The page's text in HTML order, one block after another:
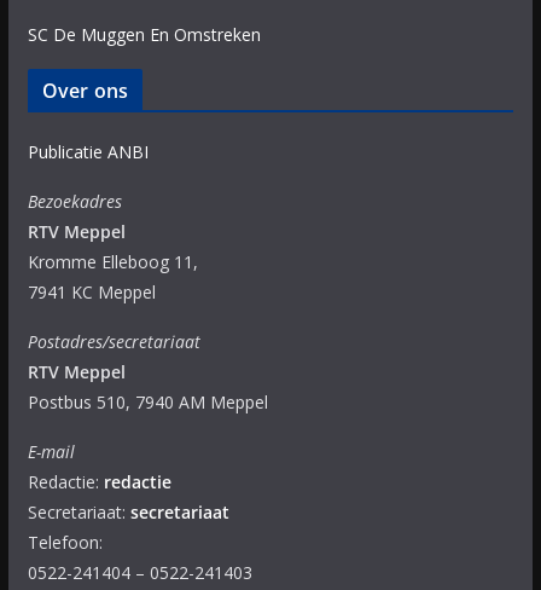
SC De Muggen En Omstreken
Over ons
Publicatie ANBI
Bezoekadres
RTV Meppel
Kromme Elleboog 11,
7941 KC Meppel
Postadres/secretariaat
RTV Meppel
Postbus 510, 7940 AM Meppel
E-mail
Redactie: redactie
Secretariaat: secretariaat
Telefoon:
0522-241404 – 0522-241403